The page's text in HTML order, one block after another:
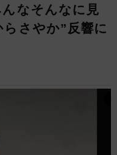
なそんなに見
さやか”反響に